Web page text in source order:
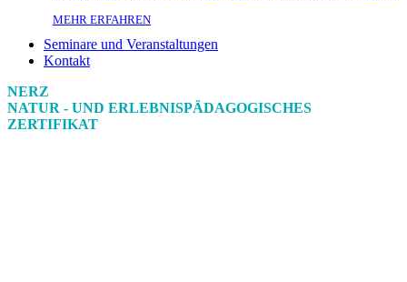
MEHR ERFAHREN
Seminare und Veranstaltungen
Kontakt
NERZ
NATUR - UND ERLEBNISPÄDAGOGISCHES
ZERTIFIKAT